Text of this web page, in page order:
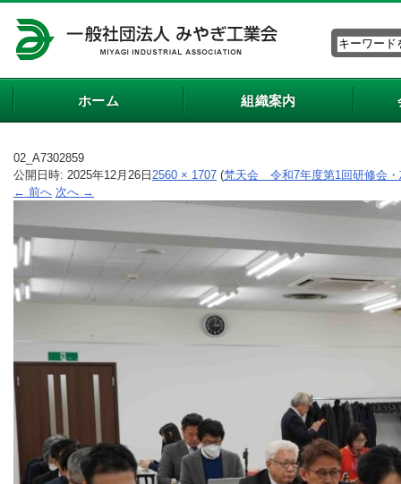
ホーム 組織案内
02_A7302859
公開日時: 2025年12月26日 2560 × 1707 (梵天会 令和7年度第1回研修会・
← 前へ 次へ →